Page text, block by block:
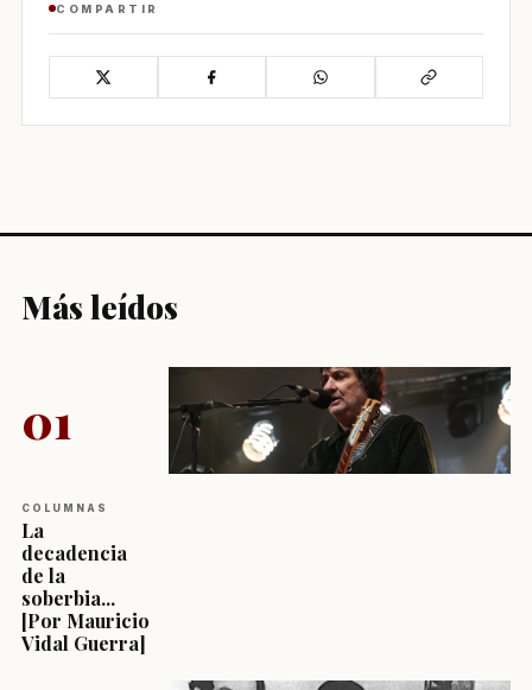
COMPARTIR
Más leídos
01
COLUMNAS
La
decadencia
de la
soberbia...
[Por Mauricio
Vidal Guerra]